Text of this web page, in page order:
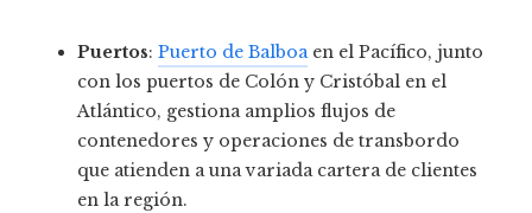
Puertos: Puerto de Balboaen el Pacífico, junto
con los puertos de Colón y Cristóbal en el
Atlántico, gestiona amplios flujos de
contenedores y operaciones de transbordo
que atienden a una variada cartera de clientes
en la región.